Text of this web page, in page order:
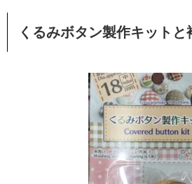
くるみボタン製作キットと